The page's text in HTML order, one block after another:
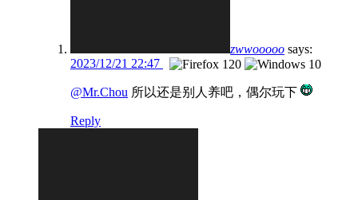
zwwooooo says:
2023/12/21 22:47
@Mr.Chou 所以还是别人养吧，偶尔玩下
Reply